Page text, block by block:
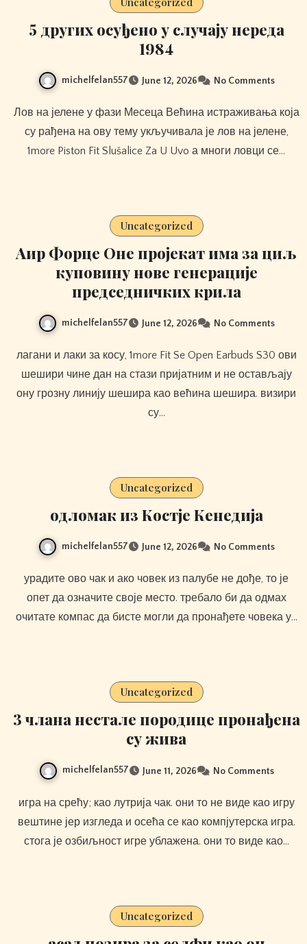
5 других осуђено у случају нереда
1984
michelfelan557 June 12, 2026 No Comments
Лов на јелене у фази Месеца Већина истраживања која
су рађена на ову тему укључивала је лов на јелене,
1more Piston Fit Slušalice Za U Uvo а многи ловци се…
Uncategorized
Аир Форце Оне пројекат има за циљ
куповину нове генерације
председничких крила
michelfelan557 June 12, 2026 No Comments
лагани и лаки за косу, 1more Fit Se Open Earbuds S30 ови
шешири чине дан на стази пријатним и не остављају
ону грозну линију шешира као већина шешира. визири
су…
Uncategorized
одломак из Костје Кенедија
michelfelan557 June 12, 2026 No Comments
урадите ово чак и ако човек из палубе не дође, то је
опет да означите своје место. требало би да одмах
очитате компас да бисте могли да пронађете човека у…
Uncategorized
3 члана нестале породице пронађена
су жива
michelfelan557 June 11, 2026 No Comments
игра на срећу; као лутрија чак. они то не виде као игру
вештине јер изгледа и осећа се као компјутерска игра.
стога је озбиљност игре ублажена. они то виде као…
Uncategorized